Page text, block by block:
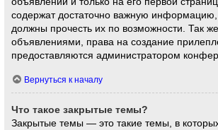
содержат достаточно важную
должны прочесть их по возможности. Так
объявлениями, права на создание
предоставляются администратором
Вернуться к началу
Что такое закрытые темы?
Закрытые темы — это такие темы, в